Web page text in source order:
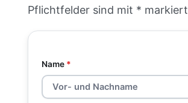
Pflichtfelder sind mit *
Name *